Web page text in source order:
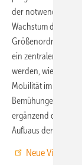
der notwendigen
Wachstum des
Größenordnung zu
ein zentraler
werden, wie
Mobilität im
Bemühungen zur
ergänzend dazu
Aufbaus der
Neue Videos